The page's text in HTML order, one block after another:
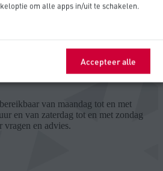
formulier is beschermd door
van maandag tot en met
en van zaterdag tot en met zondag
en advies.
om alle apps in/uit te schakelen.
Accepteer alle